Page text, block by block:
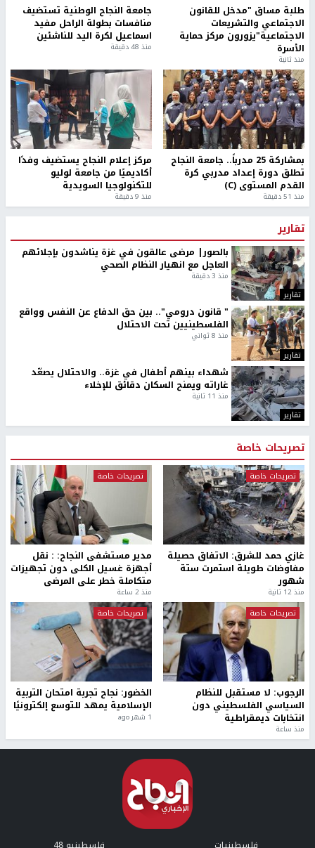
طلبة مساق "مدخل للقانون
الاجتماعي والتشريعات
الاجتماعية"يزورون مركز حماية
الأسرة
منذ ثانية
جامعة النجاح الوطنية تستضيف
منافسات بطولة الراحل مفيد
اسماعيل لكرة اليد للناشئين
منذ 48 دقيقة
بمشاركة 25 مدرباً.. جامعة النجاح
تطلق دورة إعداد مدربي كرة
القدم المستوى (C)
منذ 51 دقيقة
مركز إعلام النجاح يستضيف وفدًا
أكاديميًا من جامعة لوليو
للتكنولوجيا السويدية
منذ 9 دقيقة
تقارير
تقارير
بالصور| مرضى عالقون في غزة يناشدون بإجلائهم
العاجل مع انهيار النظام الصحي
منذ 3 دقيقة
تقارير
" قانون درومي".. بين حق الدفاع عن النفس وواقع
الفلسطينيين تحت الاحتلال
منذ 8 ثواني
تقارير
شهداء بينهم أطفال في غزة.. والاحتلال يصعّد
غاراته ويمنح السكان دقائق للإخلاء
منذ 11 ثانية
تصريحات خاصة
تصريحات خاصة
غازي حمد للشرق: الاتفاق حصيلة
مفاوضات طويلة استمرت ستة
شهور
منذ 12 ثانية
تصريحات خاصة
مدير مستشفى النجاح: : نقل
أجهزة غسيل الكلى دون تجهيزات
متكاملة خطر على المرضى
منذ 2 ساعة
تصريحات خاصة
الرجوب: لا مستقبل للنظام
السياسي الفلسطيني دون
انتخابات ديمقراطية
منذ ساعة
تصريحات خاصة
الخضور: نجاح تجربة امتحان التربية
الإسلامية يمهد للتوسع إلكترونيًا
1 شهر ago